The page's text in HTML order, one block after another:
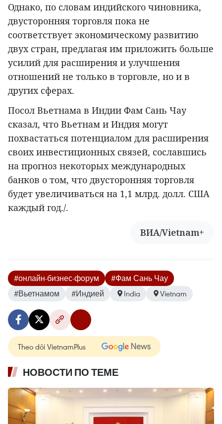
Однако, по словам индийского чиновника,
двусторонняя торговля пока не
соответствует экономическому развитию
двух стран, предлагая им приложить больше
усилий для расширения и улучшения
отношений не только в торговле, но и в
других сферах.
Посол Вьетнама в Индии Фам Сань Чау
сказал, что Вьетнам и Индия могут
похвастаться потенциалом для расширения
своих инвестиционных связей, сославшись
на прогноз некоторых международных
банков о том, что двусторонняя торговля
будет увеличиваться на 1,1 млрд. долл. США
каждый год./.
ВИА/Vietnam+
#онлайн-бизнес-форум
#Фам Сань Чау
#Вьетнамом
#Индией India Vietnam
Theo dõi VietnamPlus
НОВОСТИ ПО ТЕМЕ